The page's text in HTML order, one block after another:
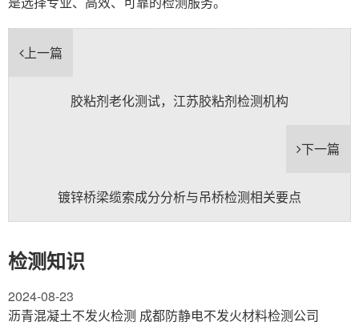
上一篇
胶粘剂老化测试，江苏胶粘剂检测机构
下一篇
镀锌桥梁缆索成分分析与吊桥检测相关要点
检测知识
2024-08-23
沥青混凝土不发火检测 成都防静电不发火材料检测公司